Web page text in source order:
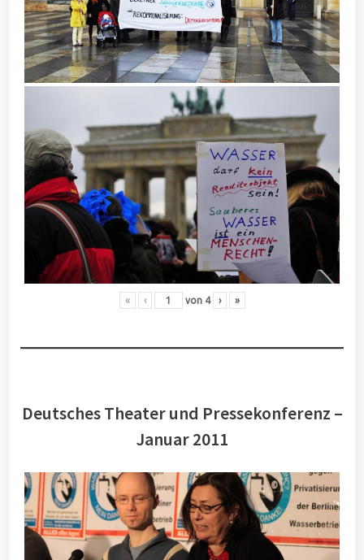
« ‹ von 4 › »
Deutsches Theater und Pressekonferenz –
Januar 2011